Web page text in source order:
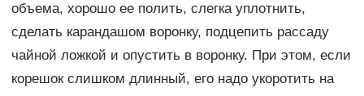
объема, хорошо ее полить, слегка уплотнить,
сделать карандашом воронку, подцепить рассаду
чайной ложкой и опустить в воронку. При этом, если
корешок слишком длинный, его надо укоротить на